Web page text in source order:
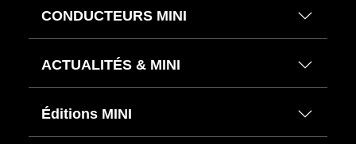
CONDUCTEURS MINI
ACTUALITÉS & MINI
Éditions MINI